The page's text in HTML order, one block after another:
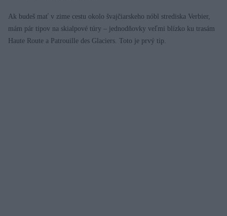
Ak budeš mať v zime cestu okolo švajčiarskeho nóbl strediska Verbier,
mám pár tipov na skialpové túry – jednodňovky veľmi blízko ku trasám
Haute Route a Patrouille des Glaciers. Toto je prvý tip.